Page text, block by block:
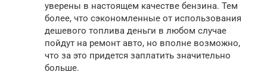
уверены в настоящем качестве бензина. Тем
более, что сэкономленные от использования
дешевого топлива деньги в любом случае
пойдут на ремонт авто, но вполне возможно,
что за это придется заплатить значительно
больше.